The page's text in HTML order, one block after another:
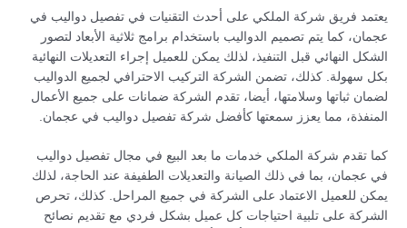
يعتمد فريق شركة الملكي على أحدث التقنيات في تفصيل دواليب في
عجمان، كما يتم تصميم الدواليب باستخدام برامج ثلاثية الأبعاد لتصور
الشكل النهائي قبل التنفيذ، لذلك يمكن للعميل إجراء التعديلات النهائية
بكل سهولة. كذلك، تضمن الشركة التركيب الاحترافي لجميع الدواليب
لضمان ثباتها وسلامتها، أيضا، تقدم الشركة ضمانات على جميع الأعمال
المنفذة، مما يعزز سمعتها كأفضل شركة تفصيل دواليب في عجمان.
كما تقدم شركة الملكي خدمات ما بعد البيع في مجال تفصيل دواليب
في عجمان، بما في ذلك الصيانة والتعديلات الطفيفة عند الحاجة، لذلك
يمكن للعميل الاعتماد على الشركة في جميع المراحل. كذلك، تحرص
الشركة على تلبية احتياجات كل عميل بشكل فردي مع تقديم نصائح